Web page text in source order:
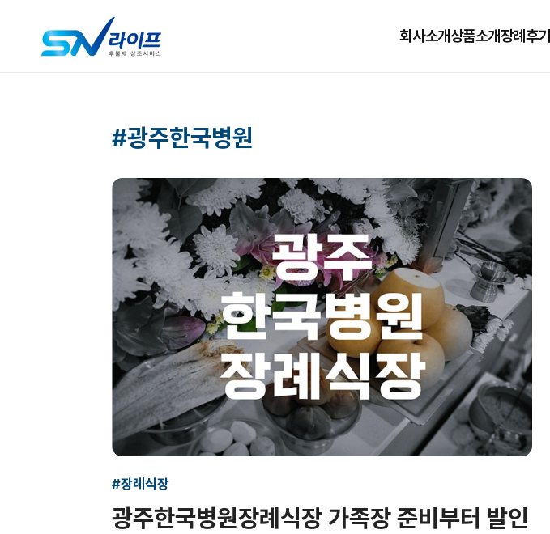
회사소개상품소개
279상품
79상품
장례후기
#광주한국병원
#장례식장
광주한국병원장례식장 가족장 준비부터 발인